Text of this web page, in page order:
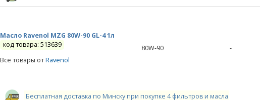
Масло Ravenol MZG 80W-90 GL-4 1л
код товара: 513639
Все товары отRavenol
80W-90 -
Бесплатная доставка по Минску при покупке 4 фильтров и масла